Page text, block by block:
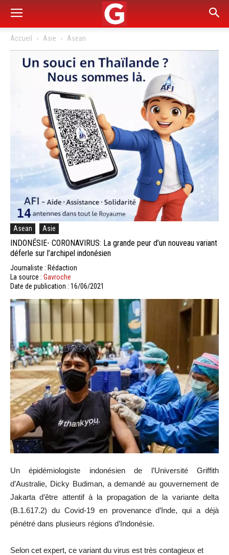
Accueil Asie Asean
Asean Asie
INDONÉSIE- CORONAVIRUS: La grande peur d’un nouveau variant
déferle sur l’archipel indonésien
Journaliste : Rédaction
La source : Gavroche
Date de publication : 16/06/2021
Un épidémiologiste indonésien de l’Université Griffith
d’Australie, Dicky Budiman, a demandé au gouvernement de
Jakarta d’être attentif à la propagation de la variante delta
(B.1.617.2) du Covid-19 en provenance d’Inde, qui a déjà
pénétré dans plusieurs régions d’Indonésie.
Selon cet expert, ce variant du virus est très contagieux et